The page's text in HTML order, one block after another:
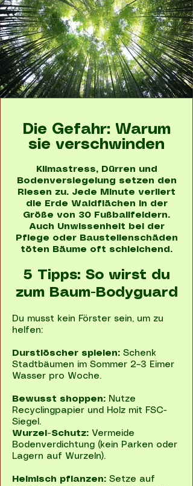
Die Gefahr: Warum
sie verschwinden
Klimastress, Dürren und
Bodenversiegelung setzen den
Riesen zu. Jede Minute verliert
die Erde Waldflächen in der
Größe von 30 Fußballfeldern.
Auch Unwissenheit bei der
Pflege oder Baustellenschäden
töten Bäume oft schleichend.
5 Tipps: So wirst du
zum Baum-Bodyguard
Du musst kein Förster sein, um zu
helfen:
Durstlöscher spielen: Schenk
Stadtbäumen im Sommer 2–3 Eimer
Wasser pro Woche.
Bewusst shoppen: Nutze
Recyclingpapier und Holz mit FSC-
Siegel.
Wurzel-Schutz: Vermeide
Bodenverdichtung (kein Parken oder
Lagern auf Wurzeln).
Heimisch pflanzen: Setze auf